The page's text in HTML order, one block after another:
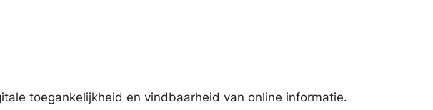
toegankelijkheid en vindbaarheid van online informatie.